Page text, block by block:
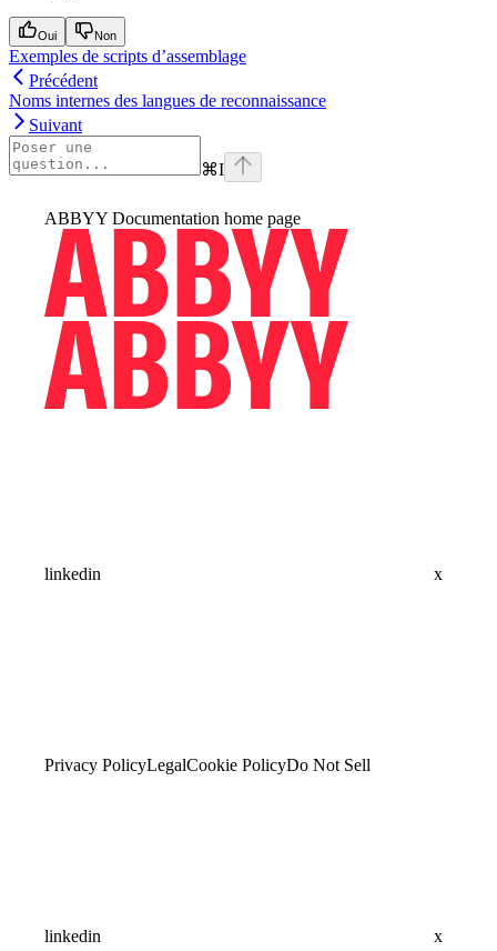
Oui Non
Exemples de scripts d’assemblage
Précédent
Noms internes des langues de reconnaissance
Suivant
⌘I
ABBYY Documentation home page
linkedin x
Privacy PolicyLegalCookie PolicyDo Not Sell
linkedin x